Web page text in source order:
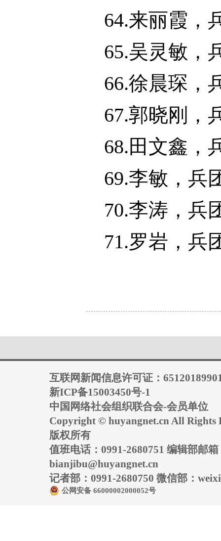
64.来丽霞，
65.吴灵敏，
66.徐晨琛，
67.郭晓刚，
68.田文鑫，
69.李敏，兵
70.李涛，兵
71.罗岩，兵
互联网新闻信息许可证：
新ICP备15003450号-1
中国网络社会组织联合会-会员单位
Copyright © huyangnet.cn All Rights
版权所有
值班电话：0991-2680751 编辑部邮箱
bianjibu@huyangnet.cn
记者部：0991-2680750 微信部：
公网安备 66000002000052号